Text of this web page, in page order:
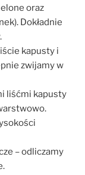
oraz
Dokładnie
kapusty i
zwijamy w
liśćmi kapusty
– odliczamy